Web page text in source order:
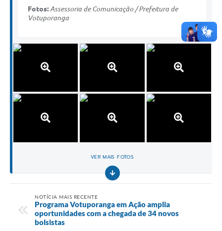
Fotos: Assessoria de Comunicação / Prefeitura de
Votuporanga
VER MAIS FOTOS
NOTÍCIA MAIS RECENTE
Programa Votuporanga em Ação amplia
oportunidades com a chegada de 34 novos
bolsistas